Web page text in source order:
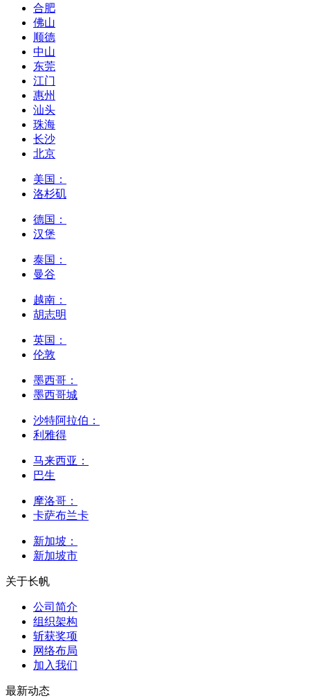
合肥
佛山
顺德
中山
东莞
江门
惠州
汕头
珠海
长沙
北京
美国：
洛杉矶
德国：
汉堡
泰国：
曼谷
越南：
胡志明
英国：
伦敦
墨西哥：
墨西哥城
沙特阿拉伯：
利雅得
马来西亚：
巴生
摩洛哥：
卡萨布兰卡
新加坡：
新加坡市
关于长帆
公司简介
组织架构
斩获奖项
网络布局
加入我们
最新动态